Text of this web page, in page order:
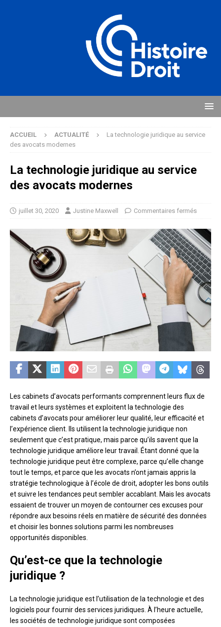
ACCUEIL ACTUALITÉ
La technologie juridique au service
des avocats modernes
La technologie juridique au service
des avocats modernes
juillet 30, 2020 Justine Maxwell Commentaires fermés
Les cabinets d’avocats performants comprennent leurs flux de
travail et leurs systèmes et exploitent la technologie des
cabinets d’avocats pour améliorer leur qualité, leur efficacité et
l’expérience client. Ils utilisent la technologie juridique non
seulement que c’est pratique, mais parce qu’ils savent que la
technologie juridique améliore leur travail. Étant donné que la
technologie juridique peut être complexe, parce qu’elle change
tout le temps, et parce que les avocats n’ont jamais appris la
stratégie technologique à l’école de droit, adopter les bons outils
et suivre les tendances peut sembler accablant. Mais les avocats
essaient de trouver un moyen de contourner ces excuses pour
répondre aux besoins réels en matière de sécurité des données
et choisir les bonnes solutions parmi les nombreuses
opportunités disponibles.
Qu’est-ce que la technologie
juridique ?
La technologie juridique est l’utilisation de la technologie et des
logiciels pour fournir des services juridiques. À l’heure actuelle,
les sociétés de technologie juridique sont composées